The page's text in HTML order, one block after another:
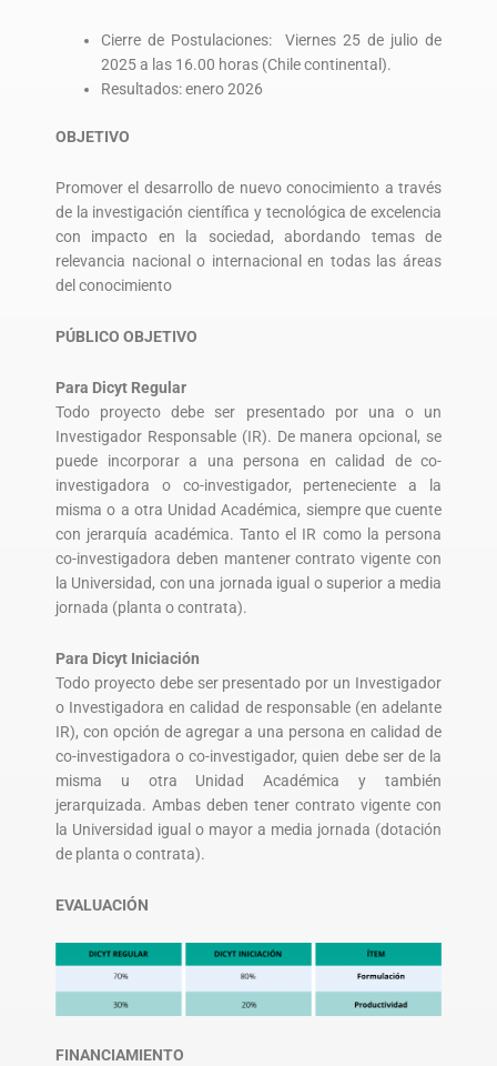
Cierre de Postulaciones: Viernes 25 de julio de
2025 a las 16.00 horas (Chile continental).
Resultados: enero 2026
OBJETIVO
Promover el desarrollo de nuevo conocimiento a través
de la investigación científica y tecnológica de excelencia
con impacto en la sociedad, abordando temas de
relevancia nacional o internacional en todas las áreas
del conocimiento
PÚBLICO OBJETIVO
Para Dicyt Regular
Todo proyecto debe ser presentado por una o un
Investigador Responsable (IR). De manera opcional, se
puede incorporar a una persona en calidad de co-
investigadora o co-investigador, perteneciente a la
misma o a otra Unidad Académica, siempre que cuente
con jerarquía académica. Tanto el IR como la persona
co-investigadora deben mantener contrato vigente con
la Universidad, con una jornada igual o superior a media
jornada (planta o contrata).
Para Dicyt Iniciación
Todo proyecto debe ser presentado por un Investigador
o Investigadora en calidad de responsable (en adelante
IR), con opción de agregar a una persona en calidad de
co-investigadora o co-investigador, quien debe ser de la
misma u otra Unidad Académica y también
jerarquizada. Ambas deben tener contrato vigente con
la Universidad igual o mayor a media jornada (dotación
de planta o contrata).
EVALUACIÓN
FINANCIAMIENTO